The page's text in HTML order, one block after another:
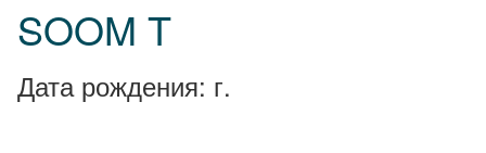
SOOM T
Дата рождения: г.